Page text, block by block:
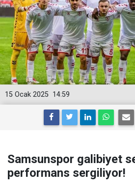
14:59
15 Ocak 2025
Samsunspor galibiyet
performans sergiliyor!